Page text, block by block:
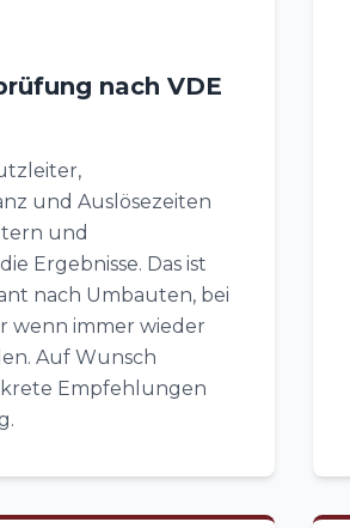
nach VDE
und Auslösezeiten
und
Ergebnisse. Das ist
nach Umbauten, bei
wenn immer wieder
Auf Wunsch
Empfehlungen